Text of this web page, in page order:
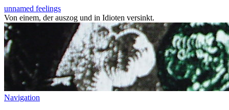
unnamed feelings
Von einem, der auszog und in Idioten versinkt.
Navigation